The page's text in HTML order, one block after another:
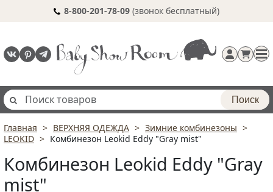
8-800-201-78-09 (звонок бесплатный)
Регистрация
Поиск
Главная ВЕРХНЯЯ ОДЕЖДА
Зимние комбинезоны
LEOKID
Комбинезон Leokid Eddy "Gray mist"
Комбинезон Leokid Eddy "Gray
mist"